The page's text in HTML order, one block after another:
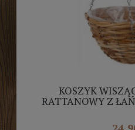
KOSZYK
RATTANOWY Z